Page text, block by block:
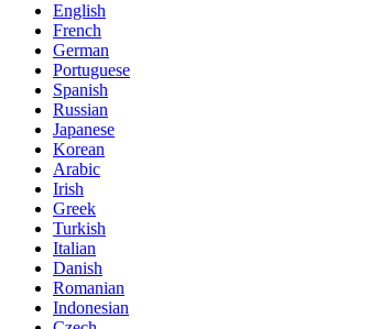
English
French
German
Portuguese
Spanish
Russian
Japanese
Korean
Arabic
Irish
Greek
Turkish
Italian
Danish
Romanian
Indonesian